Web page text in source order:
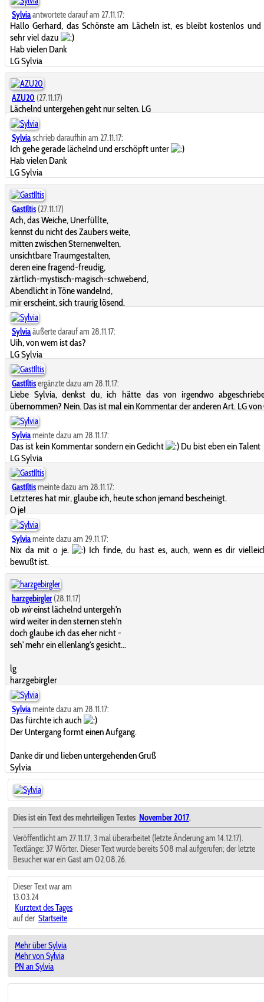
Sylviaantwortete darauf am 27.11.17:
Hallo Gerhard, das Schönste am Lächeln ist, es bleibt kostenlos und
sehr viel dazu
Hab vielen Dank
LG Sylvia
AZU20 (27.11.17)
Lächelnd untergehen geht nur selten. LG
Sylviaschrieb daraufhin am 27.11.17:
Ich gehe gerade lächelnd und erschöpft unter
Hab vielen Dank
LG Sylvia
GastIltis (27.11.17)
Ach, das Weiche, Unerfüllte,
kennst du nicht des Zaubers weite,
mitten zwischen Sternenwelten,
unsichtbare Traumgestalten,
deren eine fragend-freudig,
zärtlich-mystisch-magisch-schwebend,
Abendlicht in Töne wandelnd,
mir erscheint, sich traurig lösend.
Sylviaäußerte darauf am 28.11.17:
Uih, von wem ist das?
LG Sylvia
GastIltisergänzte dazu am 28.11.17:
Liebe Sylvia, denkst du, ich hätte das von irgendwo
übernommen? Nein. Das ist mal ein Kommentar der anderen Art. LG von
Sylviameinte dazu am 28.11.17:
Das ist kein Kommentar sondern ein Gedicht
Du bist eben ein Talent
LG Sylvia
GastIltismeinte dazu am 28.11.17:
Letzteres hat mir, glaube ich, heute schon jemand bescheinigt.
O je!
Sylviameinte dazu am 29.11.17:
Nix da mit o je.
Ich finde, du hast es, auch, wenn es dir
bewußt ist.
harzgebirgler(28.11.17)
ob wireinst lächelnd untergeh'n
wird weiter in den sternen steh'n
doch glaube ich das eher nicht -
seh' mehr ein ellenlang's gesicht...
lg
harzgebirgler
Sylviameinte dazu am 28.11.17:
Das fürchte ich auch
Der Untergang formt einen Aufgang.
Danke dir und lieben untergehenden Gruß
Sylvia
Dies ist ein Text des mehrteiligen Textes November 2017.
Veröffentlicht am 27.11.17, 3 mal überarbeitet (letzte Änderung am 14.12.17).
Textlänge: 37 Wörter. Dieser Text wurde bereits 508 mal aufgerufen; der letzte
Besucher war ein Gast am 02.08.26.
Dieser Text war am
13.03.24
Kurztext des Tages
auf der Startseite.
Mehr über Sylvia
Mehr von Sylvia
PN an Sylvia